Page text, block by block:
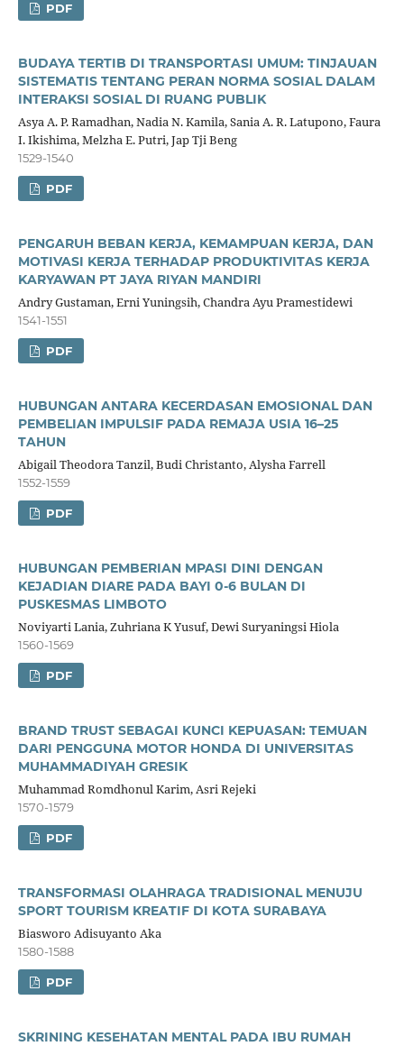
PDF
BUDAYA TERTIB DI TRANSPORTASI UMUM: TINJAUAN
SISTEMATIS TENTANG PERAN NORMA SOSIAL DALAM
INTERAKSI SOSIAL DI RUANG PUBLIK
Asya A. P. Ramadhan, Nadia N. Kamila, Sania A. R. Latupono, Faura
I. Ikishima, Melzha E. Putri, Jap Tji Beng
1529-1540
PDF
PENGARUH BEBAN KERJA, KEMAMPUAN KERJA, DAN
MOTIVASI KERJA TERHADAP PRODUKTIVITAS KERJA
KARYAWAN PT JAYA RIYAN MANDIRI
Andry Gustaman, Erni Yuningsih, Chandra Ayu Pramestidewi
1541-1551
PDF
HUBUNGAN ANTARA KECERDASAN EMOSIONAL DAN
PEMBELIAN IMPULSIF PADA REMAJA USIA 16–25
TAHUN
Abigail Theodora Tanzil, Budi Christanto, Alysha Farrell
1552-1559
PDF
HUBUNGAN PEMBERIAN MPASI DINI DENGAN
KEJADIAN DIARE PADA BAYI 0-6 BULAN DI
PUSKESMAS LIMBOTO
Noviyarti Lania, Zuhriana K Yusuf, Dewi Suryaningsi Hiola
1560-1569
PDF
BRAND TRUST SEBAGAI KUNCI KEPUASAN: TEMUAN
DARI PENGGUNA MOTOR HONDA DI UNIVERSITAS
MUHAMMADIYAH GRESIK
Muhammad Romdhonul Karim, Asri Rejeki
1570-1579
PDF
TRANSFORMASI OLAHRAGA TRADISIONAL MENUJU
SPORT TOURISM KREATIF DI KOTA SURABAYA
Biasworo Adisuyanto Aka
1580-1588
PDF
SKRINING KESEHATAN MENTAL PADA IBU RUMAH